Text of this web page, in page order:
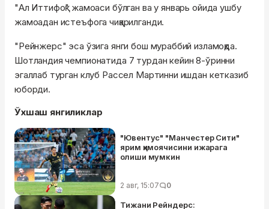
"Ал Иттифоқ" жамоаси бўлган ва у январь ойида ушбу
жамоадан истеъфога чиқарилганди.
"Рейнжерс" эса ўзига янги бош мураббий изламоқда.
Шотландия чемпионатида 7 турдан кейин 8-ўринни
эгаллаб турган клуб Рассел Мартинни ишдан кетказиб
юборди.
Ўхшаш янгиликлар
"Ювентус" "Манчестер Сити"
ярим ҳимоячисини ижарага
олиши мумкин
2 авг, 15:07 0
Тижани Рейндерс: